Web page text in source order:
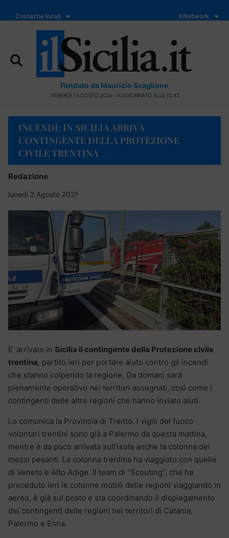
Cronache locali Il Network
Fondato da Maurizio Scaglione
VENERDÌ 7 AGOSTO 2026 - AGGIORNATO ALLE 10:43
INCENDI: IN SICILIA ARRIVA
CONTINGENTE DELLA PROTEZIONE
CIVILE TRENTINA
Redazione
lunedì 2 Agosto 2021
E’ arrivato in Sicilia il contingente della Protezione civile
trentina, partito ieri per portare aiuto contro gli incendi
che stanno colpendo la regione. Da domani sarà
pienamente operativo nei territori assegnati, così come i
contingenti delle altre regioni che hanno inviato aiuti.
Lo comunica la Provincia di Trento. I vigili del fuoco
volontari trentini sono già a Palermo da questa mattina,
mentre è da poco arrivata sull’isola anche la colonna dei
mezzi pesanti. La colonna trentina ha viaggiato con quelle
di Veneto e Alto Adige. Il team di “Scouting”, che ha
preceduto ieri le colonne mobili delle regioni viaggiando in
aereo, è già sul posto e sta coordinando il dispiegamento
dei contingenti delle regioni nei territori di Catania,
Palermo e Enna.